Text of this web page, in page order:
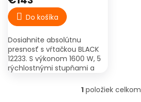
Do košíka
Dosiahnite absolútnu
presnosť s vŕtačkou BLACK
12233. S výkonom 1600 W, 5
rýchlostnými stupňami a
ideálnym pomocníkom pre
vŕtanie do kovu, dreva aj
O
1položiek celkom